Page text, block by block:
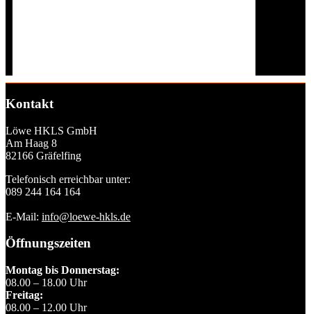
Kontakt
Löwe HKLS GmbH
Am Haag 8
82166 Gräfelfing
Telefonisch erreichbar unter:
089 244 164 164
E-Mail: info@loewe-hkls.de
Öffnungszeiten
Montag bis Donnerstag:
08.00 – 18.00 Uhr
Freitag:
08.00 – 12.00 Uhr